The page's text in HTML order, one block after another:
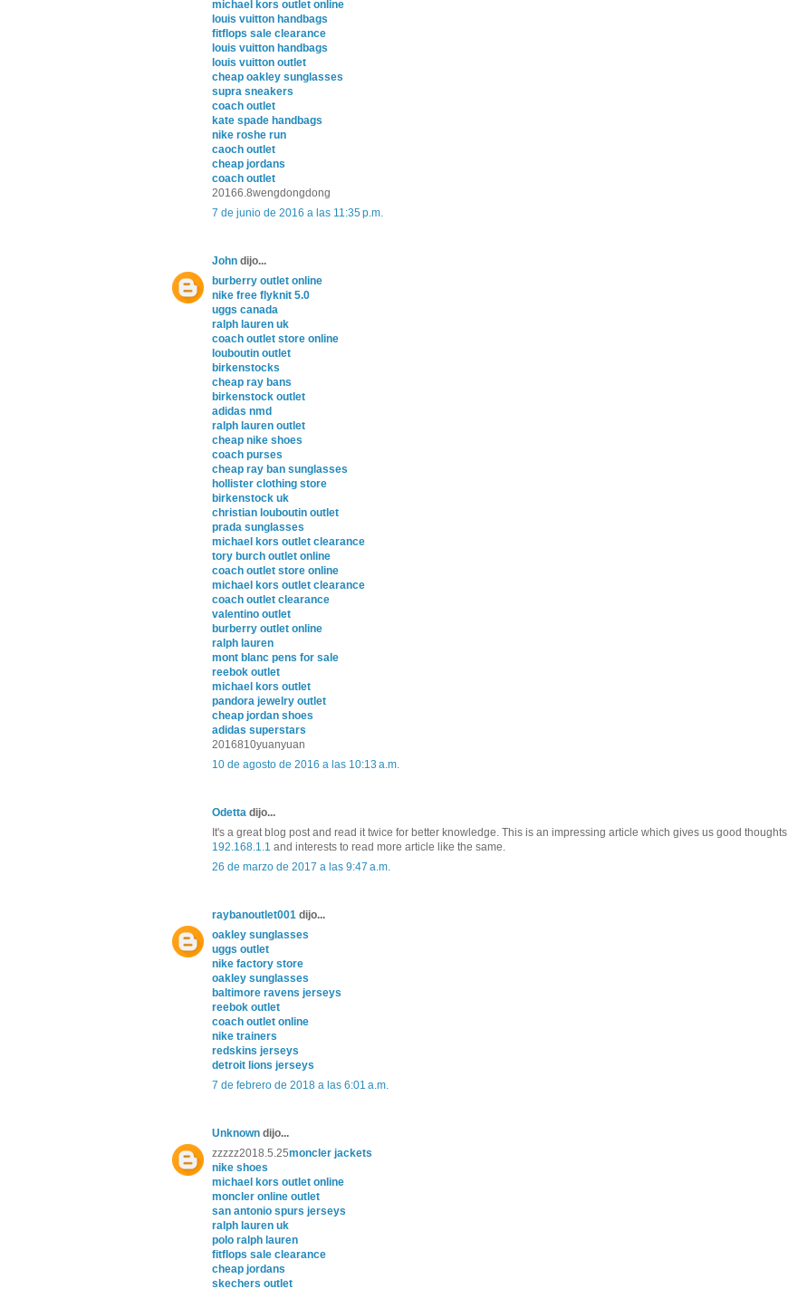
michael kors outlet online
louis vuitton handbags
fitflops sale clearance
louis vuitton handbags
louis vuitton outlet
cheap oakley sunglasses
supra sneakers
coach outlet
kate spade handbags
nike roshe run
caoch outlet
cheap jordans
coach outlet
20166.8wengdongdong
7 de junio de 2016 a las 11:35 p.m.
John dijo...
burberry outlet online
nike free flyknit 5.0
uggs canada
ralph lauren uk
coach outlet store online
louboutin outlet
birkenstocks
cheap ray bans
birkenstock outlet
adidas nmd
ralph lauren outlet
cheap nike shoes
coach purses
cheap ray ban sunglasses
hollister clothing store
birkenstock uk
christian louboutin outlet
prada sunglasses
michael kors outlet clearance
tory burch outlet online
coach outlet store online
michael kors outlet clearance
coach outlet clearance
valentino outlet
burberry outlet online
ralph lauren
mont blanc pens for sale
reebok outlet
michael kors outlet
pandora jewelry outlet
cheap jordan shoes
adidas superstars
2016810yuanyuan
10 de agosto de 2016 a las 10:13 a.m.
Odetta dijo...
It's a great blog post and read it twice for better knowledge. This is an impressing article which gives us good thoughts
192.168.1.1 and interests to read more article like the same.
26 de marzo de 2017 a las 9:47 a.m.
raybanoutlet001 dijo...
oakley sunglasses
uggs outlet
nike factory store
oakley sunglasses
baltimore ravens jerseys
reebok outlet
coach outlet online
nike trainers
redskins jerseys
detroit lions jerseys
7 de febrero de 2018 a las 6:01 a.m.
Unknown dijo...
zzzzz2018.5.25moncler jackets
nike shoes
michael kors outlet online
moncler online outlet
san antonio spurs jerseys
ralph lauren uk
polo ralph lauren
fitflops sale clearance
cheap jordans
skechers outlet